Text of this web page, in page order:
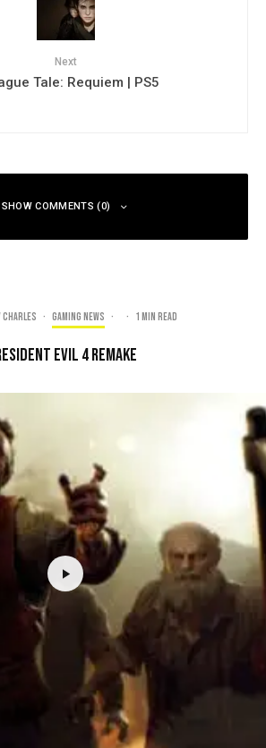
Next
Tale: Requiem | PS5
SHOW COMMENTS (0)
Charles · Gaming news · · 1 min read
Evil 4 Remake